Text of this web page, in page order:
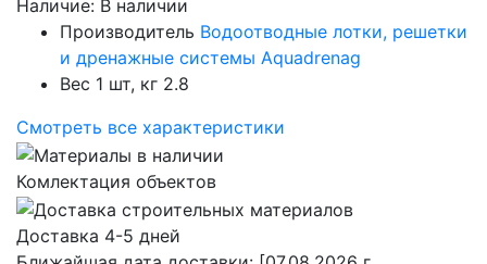
Наличие: В наличии
Производитель Водоотводные лотки, решетки
и дренажные системы Aquadrenag
Вес 1 шт, кг 2.8
Смотреть все характеристики
Комлектация объектов
Доставка 4-5 дней